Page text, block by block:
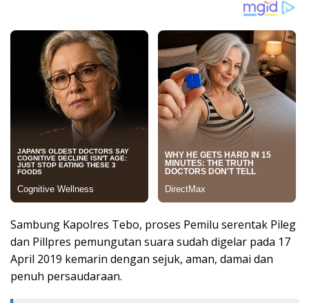
Sambung Kapolres Tebo, proses Pemilu serentak Pileg
dan Pillpres pemungutan suara sudah digelar pada 17
April 2019 kemarin dengan sejuk, aman, damai dan
penuh persaudaraan.